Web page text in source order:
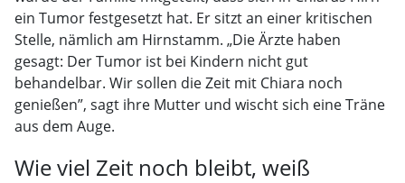
ein Tumor festgesetzt hat. Er sitzt an einer kritischen
Stelle, nämlich am Hirnstamm. „Die Ärzte haben
gesagt: Der Tumor ist bei Kindern nicht gut
behandelbar. Wir sollen die Zeit mit Chiara noch
genießen”, sagt ihre Mutter und wischt sich eine Träne
aus dem Auge.
Wie viel Zeit noch bleibt, weiß